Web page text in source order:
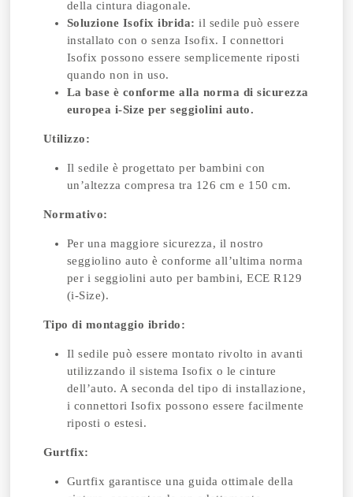
della cintura diagonale.
Soluzione Isofix ibrida: il sedile può essere
installato con o senza Isofix. I connettori
Isofix possono essere semplicemente riposti
quando non in uso.
La base è conforme alla norma di sicurezza
europea i-Size per seggiolini auto.
Utilizzo:
Il sedile è progettato per bambini con
un’altezza compresa tra 126 cm e 150 cm.
Normativo:
Per una maggiore sicurezza, il nostro
seggiolino auto è conforme all’ultima norma
per i seggiolini auto per bambini, ECE R129
(i-Size).
Tipo di montaggio ibrido:
Il sedile può essere montato rivolto in avanti
utilizzando il sistema Isofix o le cinture
dell’auto. A seconda del tipo di installazione,
i connettori Isofix possono essere facilmente
riposti o estesi.
Gurtfix:
Gurtfix garantisce una guida ottimale della